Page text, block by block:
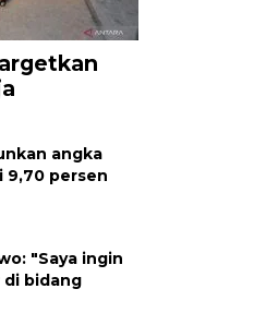
angka
9,70 persen
"Saya ingin
di bidang